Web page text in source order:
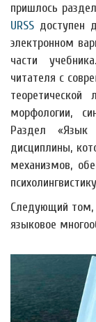
пришлось
URSS доступен
электронном
части
читателя с
морфологии,
Раздел
дисциплины,
механизмов,
Следующий том,
языковое